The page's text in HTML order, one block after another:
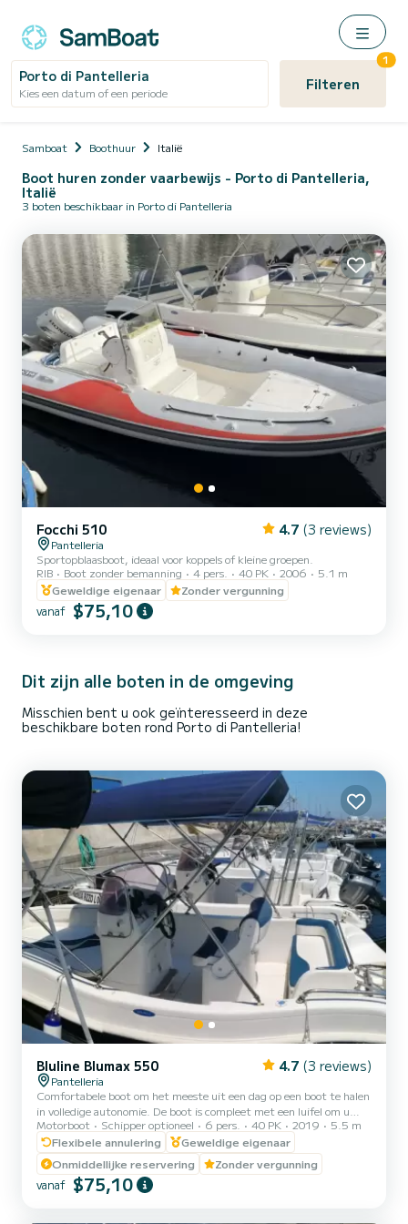
Porto di Pantelleria
Kies een datum of een periode Filteren
1
Samboat Boothuur Italië
Boot huren zonder vaarbewijs - Porto di Pantelleria,
Italië
3 boten beschikbaar in Porto di Pantelleria
Focchi 510 4.7 (3 reviews)
Pantelleria
Sportopblaasboot, ideaal voor koppels of kleine groepen.
RIB
Boot zonder bemanning 4 pers. 40 PK 2006
5.1 m
Geweldige eigenaar
Zonder vergunning
vanaf $75,10
Dit zijn alle boten in de omgeving
Misschien bent u ook geïnteresseerd in deze
beschikbare boten rond Porto di Pantelleria!
Bluline Blumax 550 4.7 (3 reviews)
Pantelleria
Comfortabele boot om het meeste uit een dag op een boot te halen
in volledige autonomie. De boot is compleet met een luifel om u
tijdens de heetste uren tegen de zon te beschermen.
Motorboot Schipper optioneel 6 pers. 40 PK 2019
5.5 m
Flexibele annulering
Geweldige eigenaar
Onmiddellijke reservering
Zonder vergunning
vanaf $75,10